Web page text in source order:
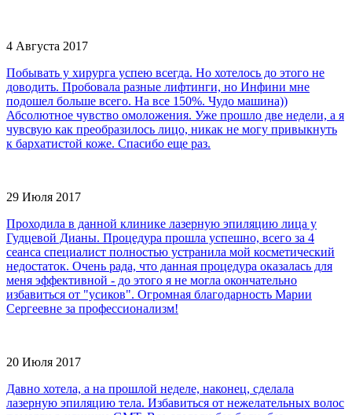
4 Августа 2017
Побывать у хирурга успею всегда. Но хотелось до этого не
доводить. Пробовала разные лифтинги, но Инфини мне
подошел больше всего. На все 150%. Чудо машина))
Абсолютное чувство омоложения. Уже прошло две недели, а я
чувсвую как преобразилось лицо, никак не могу привыкнуть
к бархатистой коже. Спасибо еще раз.
29 Июля 2017
Проходила в данной клинике лазерную эпиляцию лица у
Гудцевой Дианы. Процедура прошла успешно, всего за 4
сеанса специалист полностью устранила мой косметический
недостаток. Очень рада, что данная процедура оказалась для
меня эффективной - до этого я не могла окончательно
избавиться от "усиков". Огромная благодарность Марии
Сергеевне за профессионализм!
20 Июля 2017
Давно хотела, а на прошлой неделе, наконец, сделала
лазерную эпиляцию тела. Избавиться от нежелательных волос